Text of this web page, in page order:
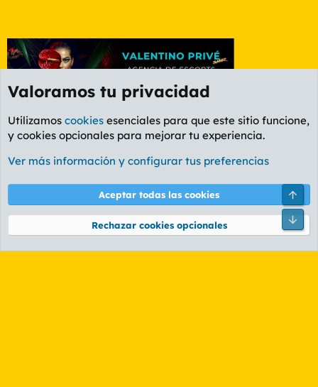
Etiquetas
Cookies
PL OLDSTYLE AMARILLO
Términos y reglas Política de privacidad Ayuda
Community platform by XenForo® © 2010-2026 XenForo Ltd.
Valoramos tu privacidad
Utilizamos cookies esenciales para que este sitio funcione,
y cookies opcionales para mejorar tu experiencia.
Ver más información y configurar tus preferencias
Aceptar todas las cookies
Rechazar cookies opcionales
Pie